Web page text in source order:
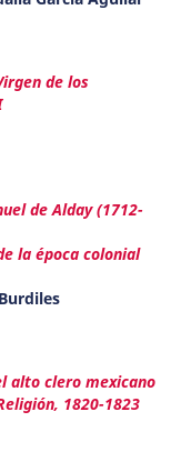
de los
de Alday (1712-
la época colonial
alto clero mexicano
1820-1823